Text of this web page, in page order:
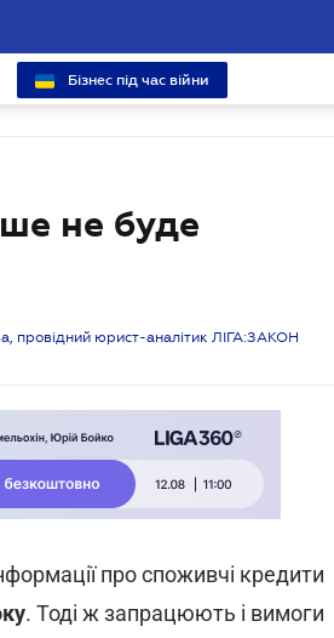
Бізнес під час війни
не буде
провідний юрист-аналітик ЛІГА:ЗАКОН
про споживчі кредити
. Тоді ж запрацюють і вимоги